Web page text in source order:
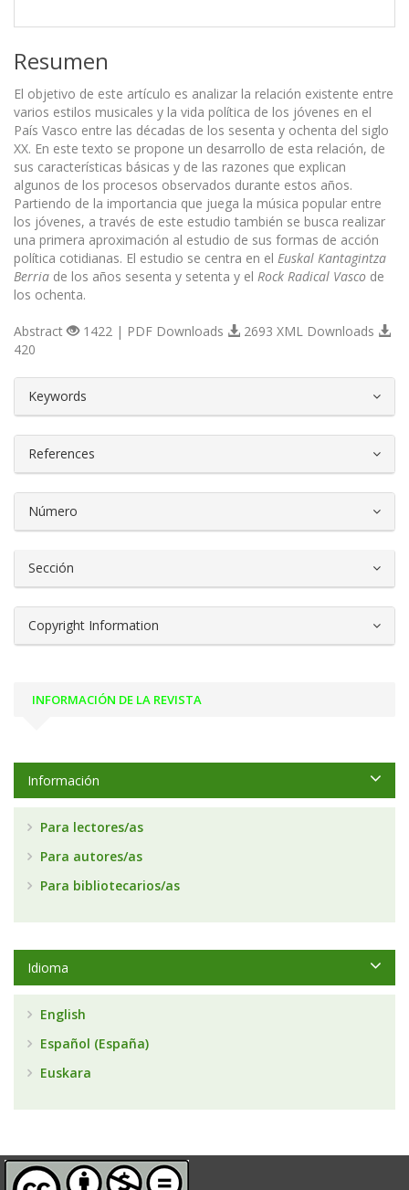
Resumen
El objetivo de este artículo es analizar la relación existente entre
varios estilos musicales y la vida política de los jóvenes en el
País Vasco entre las décadas de los sesenta y ochenta del siglo
XX. En este texto se propone un desarrollo de esta relación, de
sus características básicas y de las razones que explican
algunos de los procesos observados durante estos años.
Partiendo de la importancia que juega la música popular entre
los jóvenes, a través de este estudio también se busca realizar
una primera aproximación al estudio de sus formas de acción
política cotidianas. El estudio se centra en el Euskal Kantagintza
Berria de los años sesenta y setenta y el Rock Radical Vasco de
los ochenta.
Abstract 1422 | PDF Downloads
2693 XML Downloads
420
Keywords
References
Número
Sección
Copyright Information
INFORMACIÓN DE LA REVISTA
Información
Para lectores/as
Para autores/as
Para bibliotecarios/as
Idioma
English
Español (España)
Euskara